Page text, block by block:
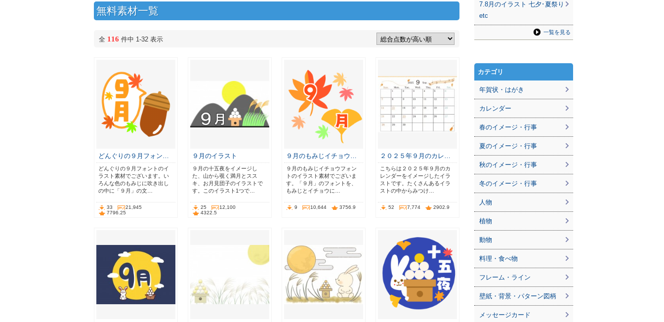
無料素材一覧
全 116 件中 1-32 表示
どんぐりの９月フォン…
どんぐりの９月フォントのイ
ラスト素材でございます。い
ろんな色のもみじに吹き出し
の中に「９月」の文…
33
21,945
7796.25
９月のイラスト
９月の十五夜をイメージし
た、山から覗く満月とスス
キ、お月見団子のイラストで
す。このイラスト1つで…
25
12,100
4322.5
９月のもみじイチョウ…
９月のもみじイチョウフォン
トのイラスト素材でございま
す。「９月」のフォントを、
もみじとイチョウに…
9 10,644 3756.9
２０２５年９月のカレ…
こちらは２０２５年９月のカ
レンダーをイメージしたイラ
ストです。たくさんあるイラ
ストの中からみつけ…
52 7,774 2902.9
7.8月のイラスト 七夕･夏祭り
etc
一覧を見る
カテゴリ
年賀状・はがき
カレンダー
春のイメージ・行事
夏のイメージ・行事
秋のイメージ・行事
冬のイメージ・行事
人物
植物
動物
料理・食べ物
フレーム・ライン
壁紙・背景・パターン図柄
メッセージカード